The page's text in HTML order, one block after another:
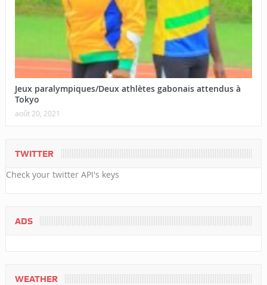
Jeux paralympiques/Deux athlètes gabonais attendus à
Tokyo
août 20, 2021
TWITTER
Check your twitter API's keys
ADS
WEATHER